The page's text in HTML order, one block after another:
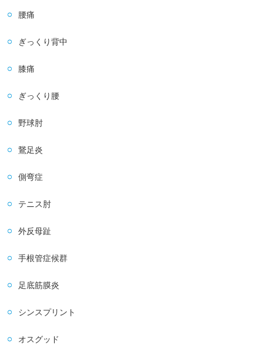
腰痛
ぎっくり背中
膝痛
ぎっくり腰
野球肘
鵞足炎
側弯症
テニス肘
外反母趾
手根管症候群
足底筋膜炎
シンスプリント
オスグッド